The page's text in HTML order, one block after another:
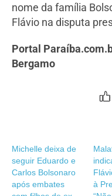
nome da família
Flávio na disputa
Portal
Bergamo
Michelle deixa de
seguir Eduardo e
Carlos Bolsonaro
após embates
à